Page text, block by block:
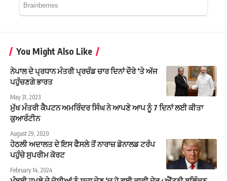
You Might Also Like
ਨੇਪਾਲ ਦੇ ਪ੍ਰਧਾਨ ਮੰਤਰੀ ਪ੍ਰਚੰਡ ਚਾਰ ਦਿਨਾਂ ਦੌਰੇ ‘ਤੇ ਅੱਜ
ਪਹੁੰਚਣਗੇ ਭਾਰਤ
May 31, 2023
ਮੁੱਖ ਮੰਤਰੀ ਕੈਪਟਨ ਅਮਰਿੰਦਰ ਸਿੰਘ ਨੇ ਆਪਣੇ ਆਪ ਨੂੰ 7 ਦਿਨਾਂ ਲਈ ਕੀਤਾ
ਕੁਆਰੰਟੀਨ
August 29, 2020
ਹੇਠਲੀ ਅਦਾਲਤ ਦੇ ਇਸ ਫੈਸਲੇ ਤੋਂ ਨਾਰਾਜ਼ ਡੋਨਾਲਡ ਟਰੰਪ
ਪਹੁੰਚੇ ਸੁਪਰੀਮ ਕੋਰਟ
February 14, 2024